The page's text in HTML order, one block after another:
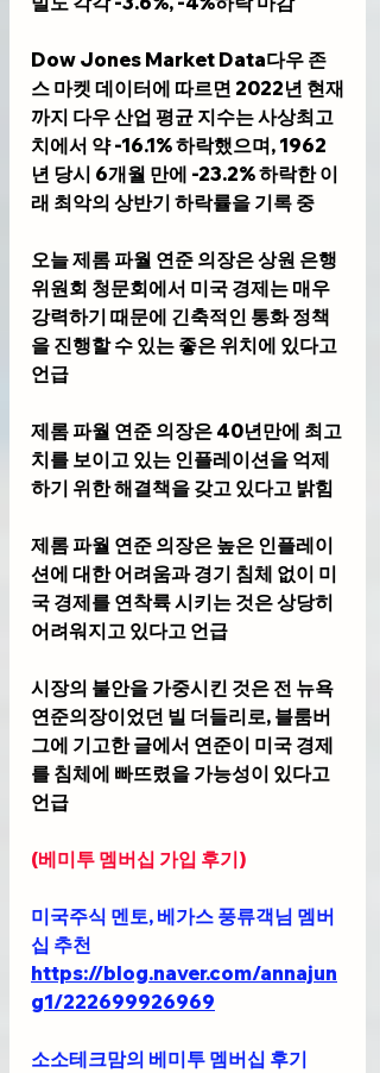
Dow Jones Market Data다우 존
스 마켓 데이터에 따르면 2022년 현재
까지 다우 산업 평균 지수는 사상최고
치에서 약 -16.1% 하락했으며, 1962
년 당시 6개월 만에 -23.2% 하락한 이
래 최악의 상반기 하락률을 기록 중
오늘 제롬 파월 연준 의장은 상원 은행
위원회 청문회에서 미국 경제는 매우
강력하기 때문에 긴축적인 통화 정책
을 진행할 수 있는 좋은 위치에 있다고
언급
제롬 파월 연준 의장은 40년만에 최고
치를 보이고 있는 인플레이션을 억제
하기 위한 해결책을 갖고 있다고 밝힘
제롬 파월 연준 의장은 높은 인플레이
션에 대한 어려움과 경기 침체 없이 미
국 경제를 연착륙 시키는 것은 상당히
어려워지고 있다고 언급
시장의 불안을 가중시킨 것은 전 뉴욕
연준의장이었던 빌 더들리로, 블룸버
그에 기고한 글에서 연준이 미국 경제
를 침체에 빠뜨렸을 가능성이 있다고
언급
(베미투 멤버십 가입 후기)
미국주식 멘토, 베가스 풍류객님 멤버
십 추천
https://blog.naver.com/annajun
g1/222699926969
소소테크맘의 베미투 멤버십 후기